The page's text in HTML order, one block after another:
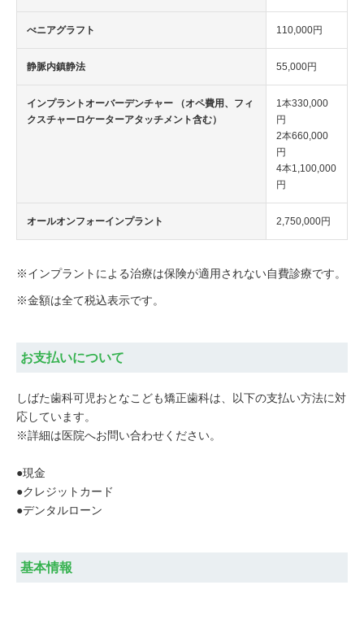
べニアグラフト 110,000円
静脈内鎮静法 55,000円
インプラントオーバーデンチャー （オペ費用、フィ
クスチャーロケーターアタッチメント含む）
1本330,000
円
2本660,000
円
4本1,100,000
円
オールオンフォーインプラント 2,750,000円
※インプラントによる治療は保険が適用されない自費診療です。
※金額は全て税込表示です。
お支払いについて
しばた歯科可児おとなこども矯正歯科は、以下の支払い方法に対
応しています。
※詳細は医院へお問い合わせください。
●現金
●クレジットカード
●デンタルローン
基本情報